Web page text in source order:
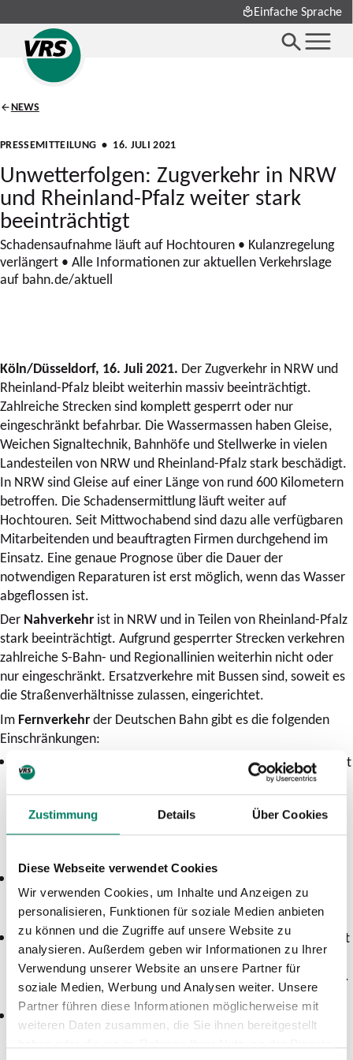
Zustimmung Details Über Cookies
Diese Webseite verwendet Cookies
Wir verwenden Cookies, um Inhalte und Anzeigen zu
personalisieren, Funktionen für soziale Medien anbieten
zu können und die Zugriffe auf unsere Website zu
analysieren. Außerdem geben wir Informationen zu Ihrer
Verwendung unserer Website an unsere Partner für
soziale Medien, Werbung und Analysen weiter. Unsere
Partner führen diese Informationen möglicherweise mit
weiteren Daten zusammen, die Sie ihnen bereitgestellt
Einfache Sprache
NEWS
PRESSEMITTEILUNG • 16. JULI 2021
Unwetterfolgen: Zugverkehr in NRW
und Rheinland-Pfalz weiter stark
beeinträchtigt
Schadensaufnahme läuft auf Hochtouren • Kulanzregelung
verlängert • Alle Informationen zur aktuellen Verkehrslage
auf bahn.de/aktuell
Köln/Düsseldorf, 16. Juli 2021. Der Zugverkehr in NRW und
Rheinland-Pfalz bleibt weiterhin massiv beeinträchtigt.
Zahlreiche Strecken sind komplett gesperrt oder nur
eingeschränkt befahrbar. Die Wassermassen haben Gleise,
Weichen Signaltechnik, Bahnhöfe und Stellwerke in vielen
Landesteilen von NRW und Rheinland-Pfalz stark beschädigt.
In NRW sind Gleise auf einer Länge von rund 600 Kilometern
betroffen. Die Schadensermittlung läuft weiter auf
Hochtouren. Seit Mittwochabend sind dazu alle verfügbaren
Mitarbeitenden und beauftragten Firmen durchgehend im
Einsatz. Eine genaue Prognose über die Dauer der
notwendigen Reparaturen ist erst möglich, wenn das Wasser
abgeflossen ist.
Der Nahverkehr ist in NRW und in Teilen von Rheinland-Pfalz
stark beeinträchtigt. Aufgrund gesperrter Strecken verkehren
zahlreiche S-Bahn- und Regionallinien weiterhin nicht oder
nur eingeschränkt. Ersatzverkehre mit Bussen sind, soweit es
die Straßenverhältnisse zulassen, eingerichtet.
Im Fernverkehrder Deutschen Bahn gibt es die folgenden
Einschränkungen:
Die
Strecke Köln–Düsseldorf–Essen–Dortmundist nur mit
erheblichen Einschränkungen befahrbar. Teilweise kommt
es hier zu Umleitungen mit Verspätungen und/oder Zug-
bzw. Haltausfällen. Die ICE von Berlin können jedoch
wieder bis Düsseldorf durchfahren bzw. von dort nach
DerAbschnitt Köln–Wuppertal–Hagen–Dortmund
derzeit nicht befahrbar. Hier kommt es zu Zug- bzw.
Haltausfällen.
DieStrecke Köln–Koblenz über Bonn Hbfkann noch nicht
wieder befahren werden. DerAbschnitt Köln–Koblenz
über Bonn-Beuelauf der rechten Rheinseite ist befahrbar.
Hier kommt es zu Verspätungen mit Haltausfällen.
Derinternationale Fernverkehr von/nach Brüsselist
immer noch unterbrochen, da auch in Belgien zahlreiche
Strecken gesperrt sind. Die betroffenen Fernverkehrszüge